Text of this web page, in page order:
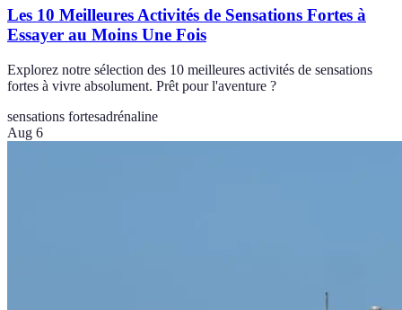
Les 10 Meilleures Activités de Sensations Fortes à
Essayer au Moins Une Fois
Explorez notre sélection des 10 meilleures activités de sensations
fortes à vivre absolument. Prêt pour l'aventure ?
sensations fortesadrénaline
Aug 6